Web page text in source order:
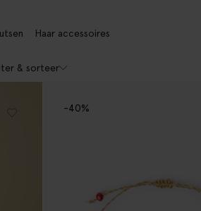
Haar accessoires
& sorteer
-40%